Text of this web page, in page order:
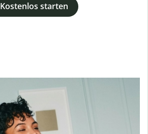
Kostenlos starten